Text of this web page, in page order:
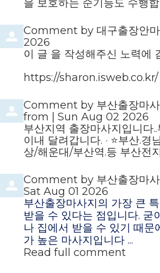
을 보호하는 순기능도 수행
Comment by 대구출장안마
2026
이 글 을 작성해주신 노력에
https://sharon.isweb.co.kr/
Comment by 부산출장마
from
Sun Aug 02 2026
부산지역 출장마사지입니다
이내 달려갑니다. · ⭐️부산.경
상/해운대/부산역.등 부산전
Comment by 부산출장마
Sat Aug 01 2026
부산출장마사지의 가장 큰
받을 수 있다는 점입니다. 굳
나 집에서 받을 수 있기 때문
가 높은 마사지입니다 ...
Read full comment